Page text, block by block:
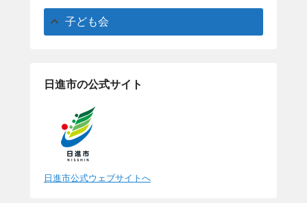
子ども会
日進市の公式サイト
日進市公式ウェブサイトへ